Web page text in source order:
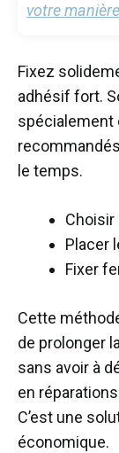
votre
Fixez
adhésif fort.
spécialement
le temps.
Choisir
Placer
Fixer
Cette
de prolonger
sans avoir à
en
C’est une
économique.